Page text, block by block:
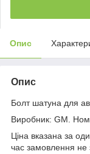
Опис
Опис
Болт шатуна для
Виробник: GM.
Ціна вказана за
час замовлення не